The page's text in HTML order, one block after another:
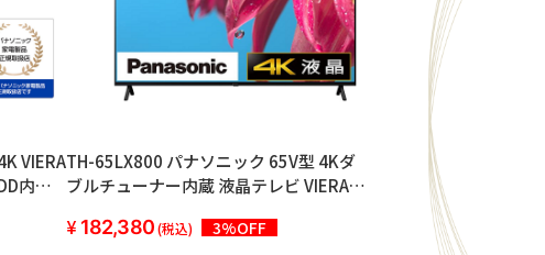
VIERA
内蔵
TH-65LX800 パナソニック 65V型 4Kダ
ブルチューナー内蔵 液晶テレビ VIERA
182,380(税込) 3%OFF